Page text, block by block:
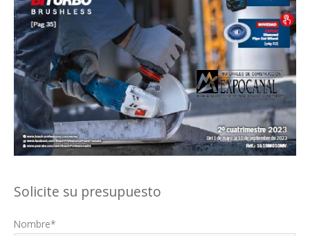
Solicite su presupuesto
Nombre*